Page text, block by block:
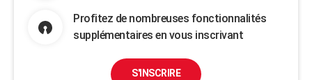
Profitez de nombreuses fonctionnalités
supplémentaires en vous inscrivant
S'INSCRIRE